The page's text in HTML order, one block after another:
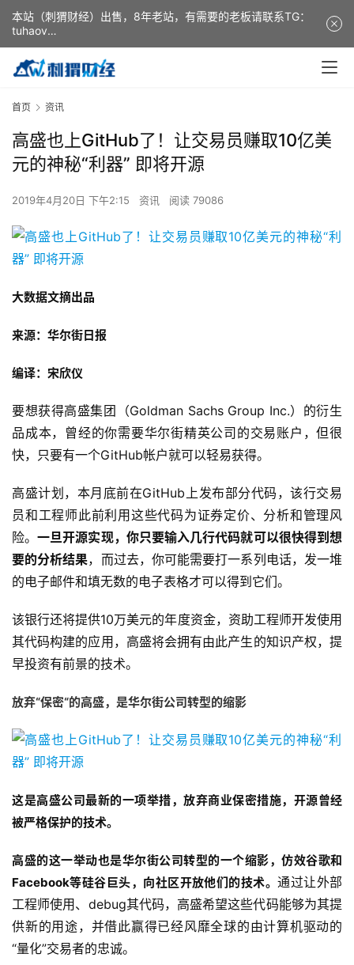
首页 资讯
高盛也上GitHub了！让交易员赚取10亿美
元的神秘“利器” 即将开源
2019年4月20日 下午2:15 资讯 阅读 79086
大数据文摘出品
来源：华尔街日报
编译：宋欣仪
要想获得高盛集团（Goldman Sachs Group Inc.）的衍生
品成本，曾经的你需要华尔街精英公司的交易账户，但很
快，只要有一个GitHub帐户就可以轻易获得。
高盛计划，本月底前在GitHub上发布部分代码，该行交易
员和工程师此前利用这些代码为证券定价、分析和管理风
险。一旦开源实现，你只要输入几行代码就可以很快得到想
要的分析结果，而过去，你可能需要打一系列电话，发一堆
的电子邮件和填无数的电子表格才可以得到它们。
该银行还将提供10万美元的年度资金，资助工程师开发使用
其代码构建的应用，高盛将会拥有由此产生的知识产权，提
早投资有前景的技术。
放弃“保密“的高盛，是华尔街公司转型的缩影
这是高盛公司最新的一项举措，放弃商业保密措施，开源曾经
被严格保护的技术。
高盛的这一举动也是华尔街公司转型的一个缩影，仿效谷歌和
Facebook等硅谷巨头，向社区开放他们的技术。通过让外部
工程师使用、debug其代码，高盛希望这些代码能够为其提
供新的用途，并借此赢得已经风靡全球的由计算机驱动的
“量化”交易者的忠诚。
本站（刺猬财经）出售，8年老站，有需要的老板请联系TG：
tuhaov
This website (ciweicaijing) is for sale. It is a 8-year-old
website. If you need it, please contact TG: tuhaov